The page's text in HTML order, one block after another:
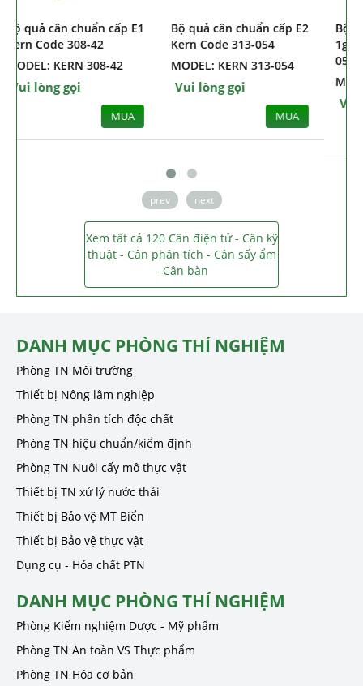
Bộ quả cân chuẩn cấp E1
Kern Code 308-42
MODEL: KERN 308-42
Vui lòng gọi
MUA
Bộ quả cân chuẩn cấp E2
Kern Code 313-054
MODEL: KERN 313-054
Vui lòng gọi
MUA
prev next
Xem tất cả 120 Cân điện tử - Cân kỹ
thuật - Cân phân tích - Cân sấy ẩm
- Cân bàn
DANH MỤC PHÒNG THÍ NGHIỆM
Phòng TN Môi trường
Thiết bị Nông lâm nghiệp
Phòng TN phân tích độc chất
Phòng TN hiệu chuẩn/kiểm định
Phòng TN Nuôi cấy mô thực vật
Thiết bị TN xử lý nước thải
Thiết bị Bảo vệ MT Biển
Thiết bị Bảo vệ thực vật
Dụng cụ - Hóa chất PTN
DANH MỤC PHÒNG THÍ NGHIỆM
Phòng Kiểm nghiệm Dược - Mỹ phẩm
Phòng TN An toàn VS Thực phẩm
Phòng TN Hóa cơ bản